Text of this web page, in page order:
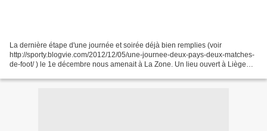
La dernière étape d'une journée et soirée déjà bien remplies (voir
http://sporty.blogvie.com/2012/12/05/une-journee-deux-pays-deux-matches-
de-foot/ ) le 1e décembre nous amenait à La Zone. Un lieu ouvert à Liège